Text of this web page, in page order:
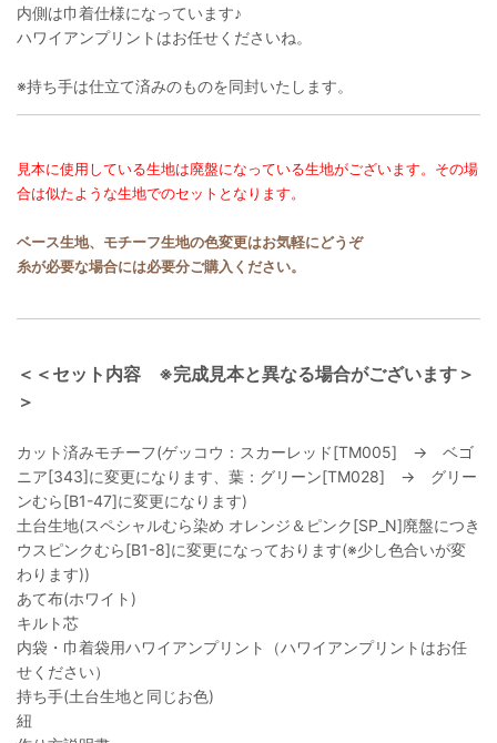
内側は巾着仕様になっています♪
ハワイアンプリントはお任せくださいね。
※持ち手は仕立て済みのものを同封いたします。
見本に使用している生地は廃盤になっている生地がございます。その場
合は似たような生地でのセットとなります。
ベース生地、モチーフ生地の色変更はお気軽にどうぞ
糸が必要な場合には必要分ご購入ください。
＜＜セット内容 ※完成見本と異なる場合がございます＞
＞
カット済みモチーフ(ゲッコウ：スカーレッド[TM005] → ベゴ
ニア[343]に変更になります、葉：グリーン[TM028] → グリー
ンむら[B1-47]に変更になります)
土台生地(スペシャルむら染め オレンジ＆ピンク[SP_N]廃盤につき
ウスピンクむら[B1-8]に変更になっております(※少し色合いが変
わります))
あて布(ホワイト)
キルト芯
内袋・巾着袋用ハワイアンプリント（ハワイアンプリントはお任
せください）
持ち手(土台生地と同じお色)
紐